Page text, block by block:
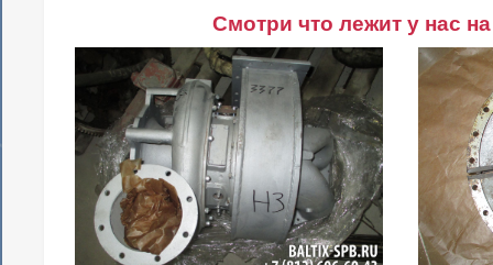
Смотри что лежит у нас